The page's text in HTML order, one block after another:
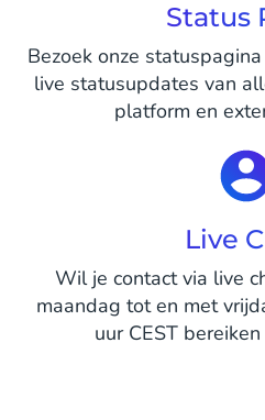
Status
Bezoek onze
live statusupdates van
platform en
Live
Wil je contact via live
maandag tot en met
uur CEST